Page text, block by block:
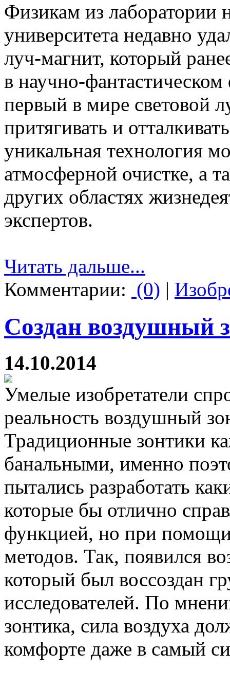
Физикам из лаборатории
университета недавно
луч-магнит, который
в научно-
первый в мире световой
притягивать и
уникальная технология
атмосферной очистке, а
других областях
экспертов.
Читать дальше...
Комментарии: (0) |
Создан воздушный
14.10.2014
Умелые изобретатели
реальность воздушный
Традиционные зонтики
банальными, именно
пытались разработать
которые бы отлично
функцией, но при
методов. Так, появился
который был воссоздан
исследователей. По
зонтика, сила воздуха
комфорте даже в самый